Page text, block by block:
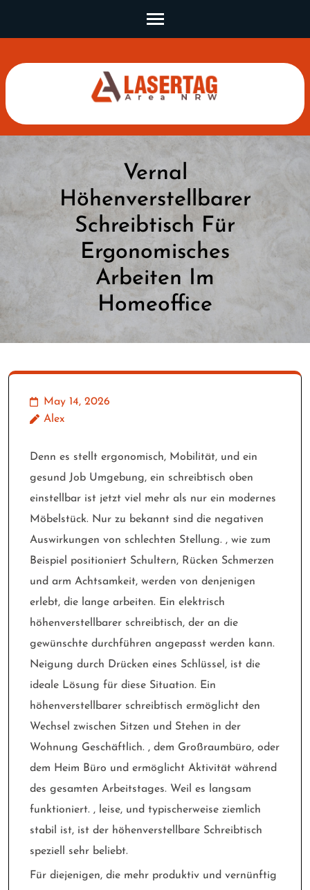
(Press
Vernal
Höhenverstellbarer
Schreibtisch Für
Ergonomisches
Arbeiten Im
Homeoffice
May 14, 2026
Alex
Denn es stellt ergonomisch, Mobilität, und ein
gesund Job Umgebung, ein schreibtisch oben
einstellbar ist jetzt viel mehr als nur ein modernes
Möbelstück. Nur zu bekannt sind die negativen
Auswirkungen von schlechten Stellung. , wie zum
Beispiel positioniert Schultern, Rücken Schmerzen
und arm Achtsamkeit, werden von denjenigen
erlebt, die lange arbeiten. Ein elektrisch
höhenverstellbarer schreibtisch, der an die
gewünschte durchführen angepasst werden kann.
Neigung durch Drücken eines Schlüssel, ist die
ideale Lösung für diese Situation. Ein
höhenverstellbarer schreibtisch ermöglicht den
Wechsel zwischen Sitzen und Stehen in der
Wohnung Geschäftlich. , dem Großraumbüro, oder
dem Heim Büro und ermöglicht Aktivität während
des gesamten Arbeitstages. Weil es langsam
funktioniert. , leise, und typischerweise ziemlich
stabil ist, ist der höhenverstellbare Schreibtisch
speziell sehr beliebt.
Für diejenigen, die mehr produktiv und vernünftig